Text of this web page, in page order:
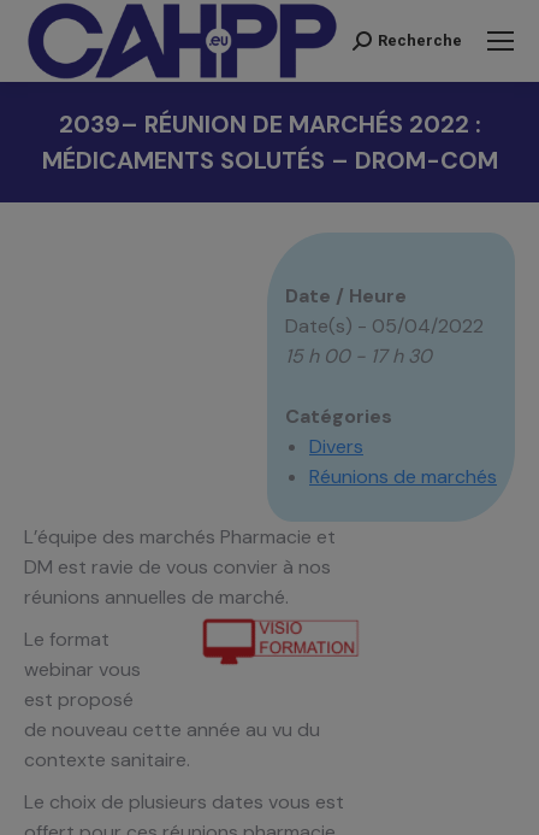
Recherche
Recherche
2039– RÉUNION DE MARCHÉS 2022 :
MÉDICAMENTS SOLUTÉS – DROM-COM
Date / Heure
Date(s) - 05/04/2022
15 h 00 - 17 h 30
Catégories
Divers
Réunions de marchés
L’équipe des marchés Pharmacie et
DM est ravie de vous convier à nos
réunions annuelles de marché.
Le format
webinar vous
est proposé
de nouveau cette année au vu du
contexte sanitaire.
Le choix de plusieurs dates vous est